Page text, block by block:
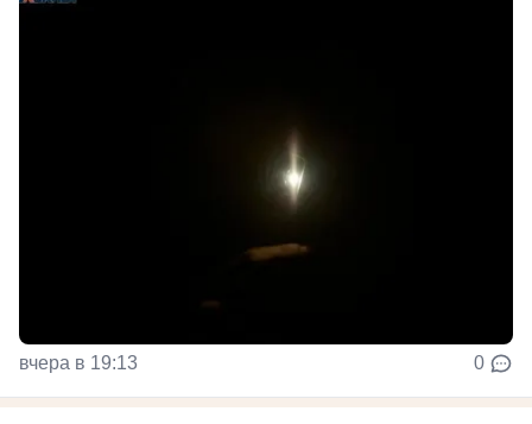
вчера в 19:13 0